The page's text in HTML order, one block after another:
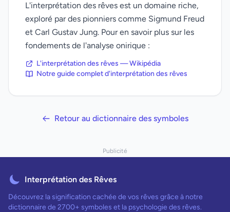
L'interprétation des rêves est un domaine riche,
exploré par des pionniers comme Sigmund Freud
et Carl Gustav Jung. Pour en savoir plus sur les
fondements de l'analyse onirique :
L'interprétation des rêves — Wikipédia
Notre guide complet d'interprétation des rêves
Retour au dictionnaire des symboles
Publicité
Interprétation des Rêves
Découvrez la signification cachée de vos rêves grâce à notre
dictionnaire de 2700+ symboles et la psychologie des rêves.